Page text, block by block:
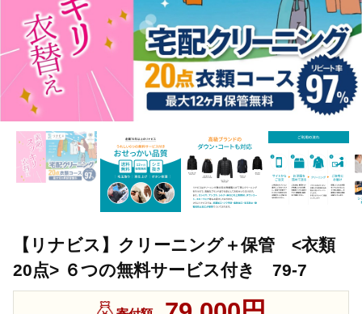
【リナビス】クリーニング＋保管 <衣類
20点> ６つの無料サービス付き 79-7